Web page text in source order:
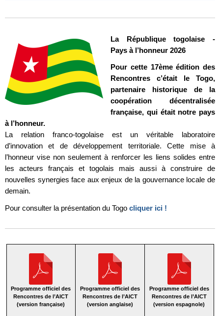
La République togolaise -
Pays à l’honneur 2026
Pour cette 17ème édition des
Rencontres c’était le Togo,
partenaire historique de la
coopération décentralisée
française, qui était notre pays
à l’honneur.
La relation franco-togolaise est un véritable laboratoire
d’innovation et de développement territoriale. Cette mise à
l’honneur vise non seulement à renforcer les liens solides entre
les acteurs français et togolais mais aussi à construire de
nouvelles synergies face aux enjeux de la gouvernance locale de
demain.
Pour consulter la présentation du Togo cliquer ici !
Programme officiel des
Rencontres de l’AICT
(version française)
Programme officiel des
Rencontres de l’AICT
(version anglaise)
Programme officiel des
Rencontres de l’AICT
(version espagnole)